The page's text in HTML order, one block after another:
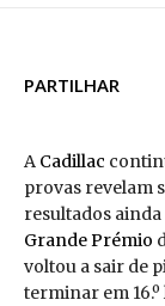
PARTILHAR
A Cadillac
provas revelam
resultados
Grande Prémio
voltou a sair de
terminar em